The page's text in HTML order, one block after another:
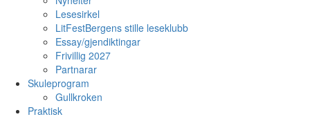
Lesesirkel
LitFestBergens stille leseklubb
Essay/gjendiktingar
Frivillig 2027
Partnarar
Skuleprogram
Gullkroken
Praktisk